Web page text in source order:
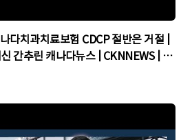
다치과치료보험 CDCP 절반은 거절 |
간추린 캐나다뉴스 | CKNNEWS | 캐